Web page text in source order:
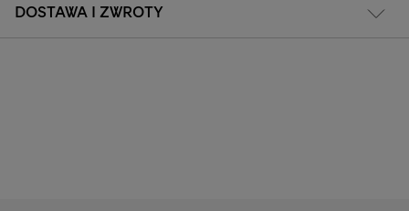
DOSTAWA I ZWROTY